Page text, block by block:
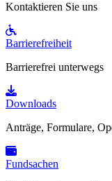
Kontaktieren Sie uns
Barrierefreiheit
Barrierefrei unterwegs
Downloads
Anträge, Formulare,
Fundsachen